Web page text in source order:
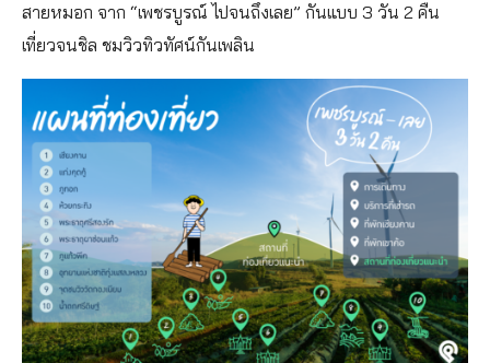
สายหมอก จาก “เพชรบูรณ์ ไปจนถึงเลย” กันแบบ 3 วัน 2 คืน
เที่ยวจนชิล ชมวิวทิวทัศน์กันเพลิน